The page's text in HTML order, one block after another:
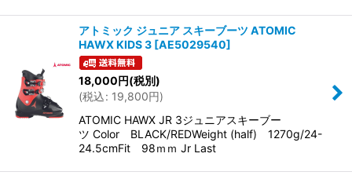
アトミック ジュニア スキーブーツ ATOMIC
HAWX KIDS 3 [AE5029540]
18,000円(税別)
(税込: 19,800円)
ATOMIC HAWX JR 3ジュニアスキーブー
ツ Color BLACK/REDWeight (half) 1270g/24-
24.5cmFit 98ｍｍ Jr Last